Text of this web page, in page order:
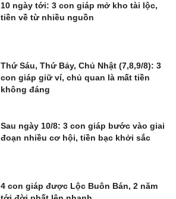
10 ngày tới: 3 con giáp mở kho tài lộc,
tiền về từ nhiều nguồn
Thứ Sáu, Thứ Bảy, Chủ Nhật (7,8,9/8): 3
con giáp giữ ví, chủ quan là mất tiền
không đáng
Sau ngày 10/8: 3 con giáp bước vào giai
đoạn nhiều cơ hội, tiền bạc khởi sắc
4 con giáp được Lộc Buôn Bán, 2 năm